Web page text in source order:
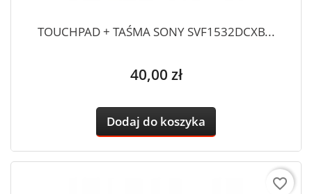
TOUCHPAD + TAŚMA SONY SVF1532DCXB...
Cena
40,00 zł
Dodaj do koszyka
favorite_border